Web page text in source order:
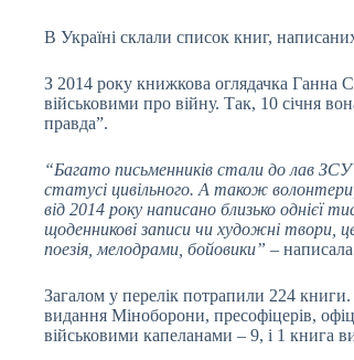
В Україні склали список книг,
З 2014 року книжкова оглядачка Ганна
військовими про війну. Так, 10 січня
правда”.
“Багато письменників стали до лав
статусі цивільного. А також волонтери,
від 2014 року написано близько однієї
щоденникові записи чи художні твори,
поезія, мелодрами, бойовики” –
Загалом у перелік потрапили 224
видання Міноборони, пресофіцерів,
військовими капеланами – 9, і 1 книга